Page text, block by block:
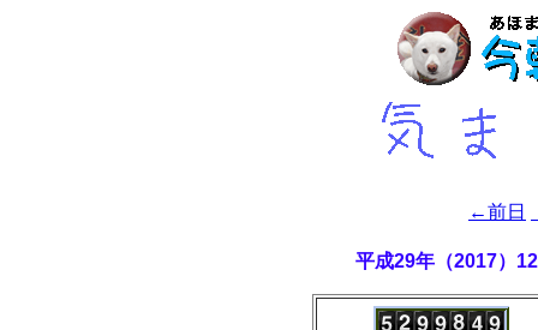
←前日
平成29年（2017）